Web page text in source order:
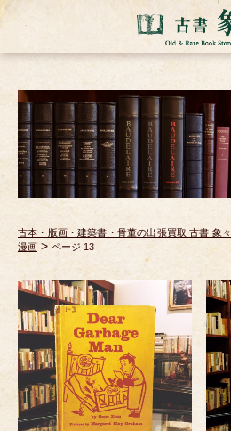
古本・版画・建築書・骨董の出張買取 古書 象々
漫画 >ページ 13